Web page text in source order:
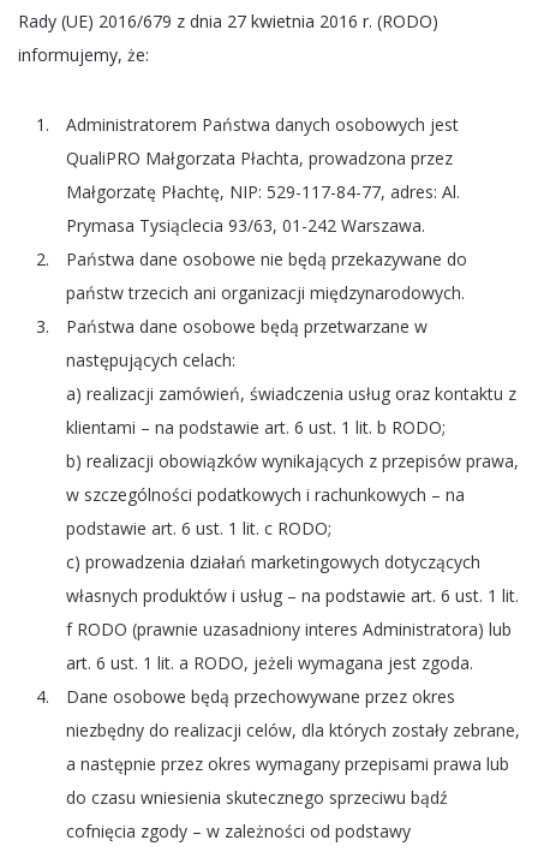
Rady (UE) 2016/679 z dnia 27 kwietnia 2016 r. (RODO)
informujemy, że:
Administratorem Państwa danych osobowych jest
QualiPRO Małgorzata Płachta, prowadzona przez
Małgorzatę Płachtę, NIP: 529-117-84-77, adres: Al.
Prymasa Tysiąclecia 93/63, 01-242 Warszawa.
Państwa dane osobowe nie będą przekazywane do
państw trzecich ani organizacji międzynarodowych.
Państwa dane osobowe będą przetwarzane w
następujących celach:
a) realizacji zamówień, świadczenia usług oraz kontaktu z
klientami – na podstawie art. 6 ust. 1 lit. b RODO;
b) realizacji obowiązków wynikających z przepisów prawa,
w szczególności podatkowych i rachunkowych – na
podstawie art. 6 ust. 1 lit. c RODO;
c) prowadzenia działań marketingowych dotyczących
własnych produktów i usług – na podstawie art. 6 ust. 1 lit.
f RODO (prawnie uzasadniony interes Administratora) lub
art. 6 ust. 1 lit. a RODO, jeżeli wymagana jest zgoda.
Dane osobowe będą przechowywane przez okres
niezbędny do realizacji celów, dla których zostały zebrane,
a następnie przez okres wymagany przepisami prawa lub
do czasu wniesienia skutecznego sprzeciwu bądź
cofnięcia zgody – w zależności od podstawy